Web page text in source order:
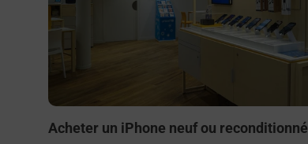
Acheter un iPhone neuf ou reconditionné